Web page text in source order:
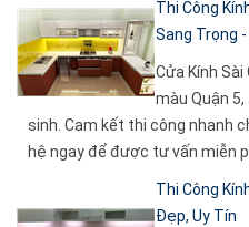
Thi Công
Sang Trọng -
Cửa Kính
màu Quận
sinh. Cam kết thi công nhanh
hệ ngay để được tư vấn miễn
Thi Công
Đẹp, Uy Tín